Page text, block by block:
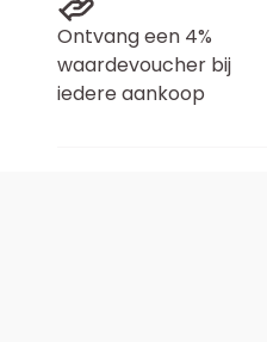
Ontvang een 4%
waardevoucher bij
iedere aankoop